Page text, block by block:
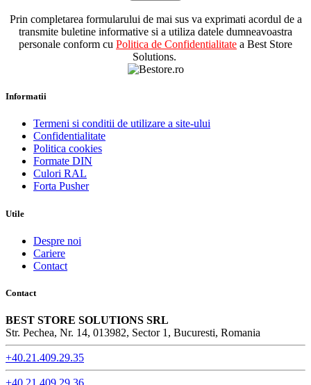
Prin completarea formularului de mai sus va exprimati acordul de a
transmite buletine informative si a utiliza datele dumneavoastra
personale conform cu Politica de Confidentialitate a Best Store
Solutions.
Informatii
Termeni si conditii de utilizare a site-ului
Confidentialitate
Politica cookies
Formate DIN
Culori RAL
Forta Pusher
Utile
Despre noi
Cariere
Contact
Contact
BEST STORE SOLUTIONS SRL
Str. Pechea, Nr. 14, 013982, Sector 1, Bucuresti, Romania
+40.21.409.29.35
+40.21.409.29.36